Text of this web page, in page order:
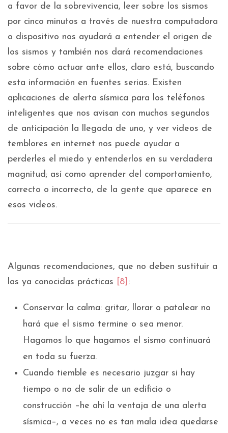
a favor de la sobrevivencia, leer sobre los sismos
por cinco minutos a través de nuestra computadora
o dispositivo nos ayudará a entender el origen de
los sismos y también nos dará recomendaciones
sobre cómo actuar ante ellos, claro está, buscando
esta información en fuentes serias. Existen
aplicaciones de alerta sísmica para los teléfonos
inteligentes que nos avisan con muchos segundos
de anticipación la llegada de uno, y ver videos de
temblores en internet nos puede ayudar a
perderles el miedo y entenderlos en su verdadera
magnitud; así como aprender del comportamiento,
correcto o incorrecto, de la gente que aparece en
esos videos.
Algunas recomendaciones, que no deben sustituir a
las ya conocidas prácticas
[8] :
Conservar la calma: gritar, llorar o patalear no
hará que el sismo termine o sea menor.
Hagamos lo que hagamos el sismo continuará
en toda su fuerza.
Cuando tiemble es necesario juzgar si hay
tiempo o no de salir de un edificio o
construcción –he ahí la ventaja de una alerta
sísmica–, a veces no es tan mala idea quedarse